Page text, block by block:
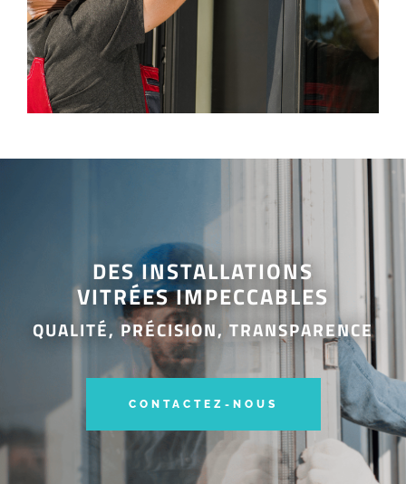
DES INSTALLATIONS
VITRÉES IMPECCABLES
QUALITÉ, PRÉCISION, TRANSPARENCE
CONTACTEZ-NOUS